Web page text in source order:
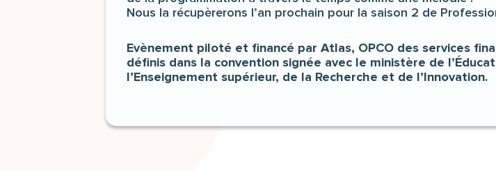
Nous la récupèrerons l’an prochain pour la saison 2 de
Evènement piloté et financé par Atlas, OPCO des services
définis dans la convention signée avec le ministère de
l’Enseignement supérieur, de la Recherche et de l’Innovation.